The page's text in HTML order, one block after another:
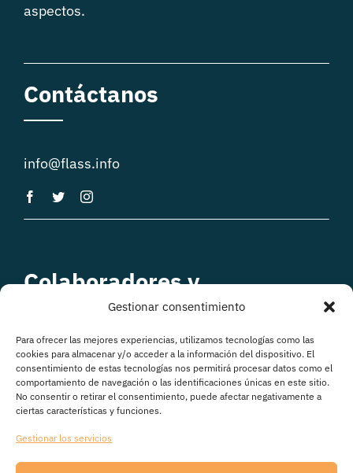
Gestionar consentimiento
Para ofrecer las mejores experiencias, utilizamos tecnologías como las
cookies para almacenar y/o acceder a la información del dispositivo. El
consentimiento de estas tecnologías nos permitirá procesar datos como el
comportamiento de navegación o las identificaciones únicas en este sitio.
No consentir o retirar el consentimiento, puede afectar negativamente a
ciertas características y funciones.
Gestionar los servicios
aspectos.
Contáctanos
info@flass.info
Colaboradores y
patrocinadores